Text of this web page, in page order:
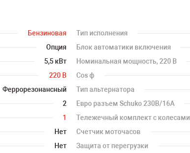
Бензиновая Тип исполнения
Опция Блок автоматики включения
5,5 кВт Номинальная мощность, 220 В
220 В Cos ф
Феррорезонансный Тип альтернатора
2 Евро разъем Schuko 230В/16А
1 Тележечный комплект с колесами
Нет Счетчик моточасов
Нет Защита от перегрузки